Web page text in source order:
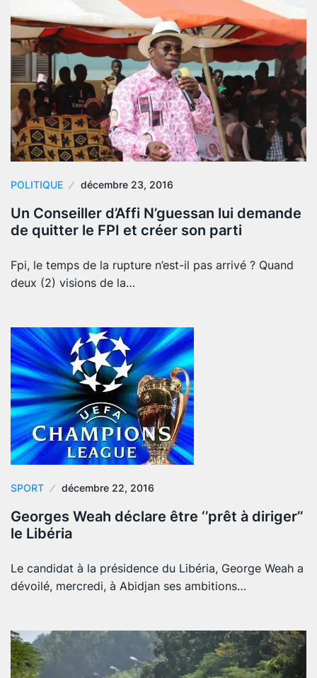
POLITIQUE décembre 23, 2016
Un Conseiller d’Affi N’guessan lui demande
de quitter le FPI et créer son parti
Fpi, le temps de la rupture n’est-il pas arrivé ? Quand
deux (2) visions de la…
SPORT décembre 22, 2016
Georges Weah déclare être ‘’prêt à diriger’’
le Libéria
Le candidat à la présidence du Libéria, George Weah a
dévoilé, mercredi, à Abidjan ses ambitions…